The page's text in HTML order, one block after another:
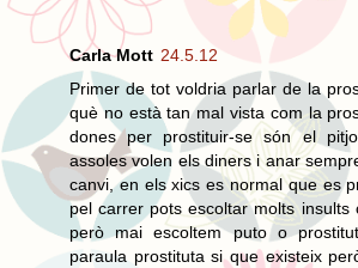
Carla Mott 24.5.12
Primer de tot voldria parlar de la
què no està tan mal vista com la
dones per prostituir-se són el
assoles volen els diners i anar
canvi, en els xics es normal que es
pel carrer pots escoltar molts insults
però mai escoltem puto o
paraula prostituta si que existeix